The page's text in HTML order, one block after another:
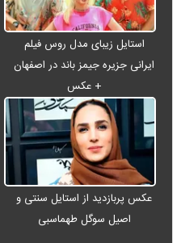
استایل زیبای مدل روس فیلم
ایرانی جزیره جیمز باند در اصفهان
+ عکس
عکس پربازدید از استایل سنتی و
اصیل سوگل طهماسبی